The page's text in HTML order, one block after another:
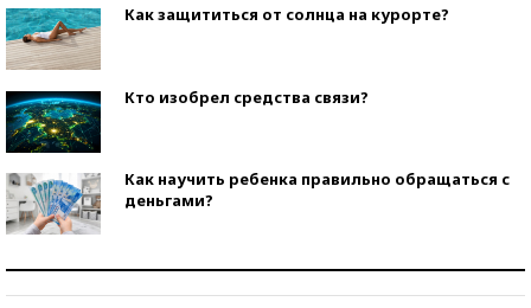
Как защититься от солнца на курорте?
Кто изобрел средства связи?
Как научить ребенка правильно обращаться с
деньгами?